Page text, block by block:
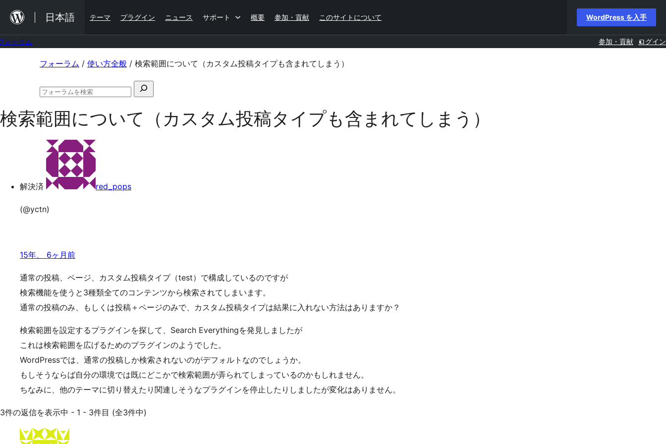
を
日本語 テーマ プラグイン ニュース サポート 概要 参加・貢献 このサイトについて WordPress を入手
ォーラム 参加・貢献 ログイン
ン
ツ
フォーラム / 使い方全般 / 検索範囲について（カスタム投稿タイプも含まれてしまう）
検
対
フ
検索範囲について（カスタム投稿タイプも含まれてしまう）
解決済 red_pops
(@yctn)
15年、 6ヶ月前
通常の投稿、ページ、カスタム投稿タイプ（test）で構成しているのですが
検索機能を使うと3種類全てのコンテンツから検索されてしまいます。
通常の投稿のみ、もしくは投稿＋ページのみで、カスタム投稿タイプは結果に入れない方法はありますか？
検索範囲を設定するプラグインを探して、Search Everythingを発見しましたが
これは検索範囲を広げるためのプラグインのようでした。
WordPressでは、通常の投稿しか検索されないのがデフォルトなのでしょうか。
もしそうならば自分の環境では既にどこかで検索範囲が弄られてしまっているのかもしれません。
ちなみに、他のテーマに切り替えたり関連しそうなプラグインを停止したりしましたが変化はありません。
3件の返信を表示中 - 1 - 3件目 (全3件中)